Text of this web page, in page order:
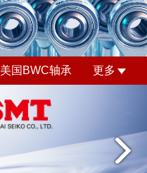
美国BWC轴承 更多